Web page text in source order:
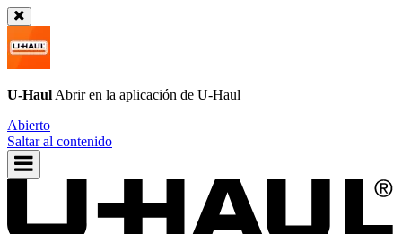
U-Haul Abrir en la aplicación de U-Haul
Abierto
Saltar al contenido